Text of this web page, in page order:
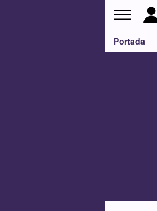
Portada